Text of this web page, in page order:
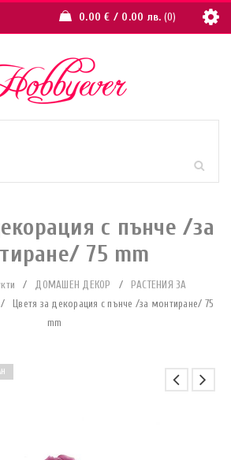
0.00€ / 0.00 лв. 0
с пънче /за
75 mm
/ ДОМАШЕН ДЕКОР /
РАСТЕНИЯ ЗА
/
Цветя за декорация с пънче /за монтиране/ 75
mm